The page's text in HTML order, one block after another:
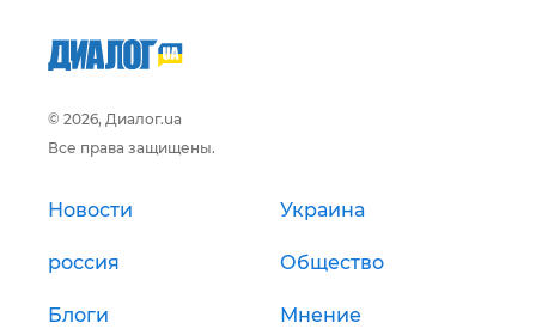
© 2026, Диалог.ua
Все права защищены.
Новости Украина
россия Общество
Блоги Мнение